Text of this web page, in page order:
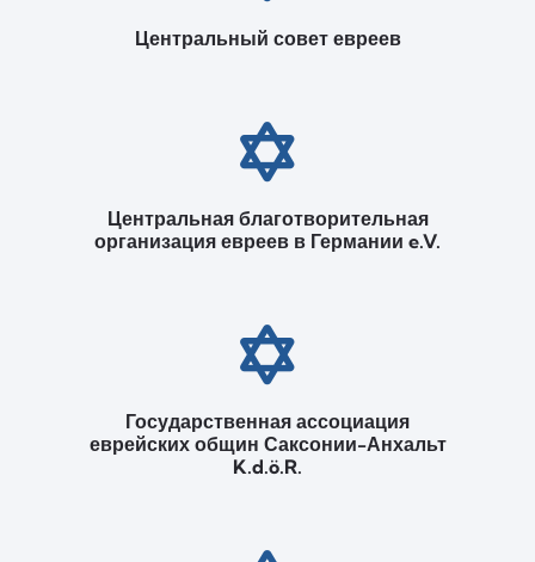
Центральный совет евреев
Центральная благотворительная
организация евреев в Германии e.V.
Государственная ассоциация
еврейских общин Саксонии-Анхальт
K.d.ö.R.